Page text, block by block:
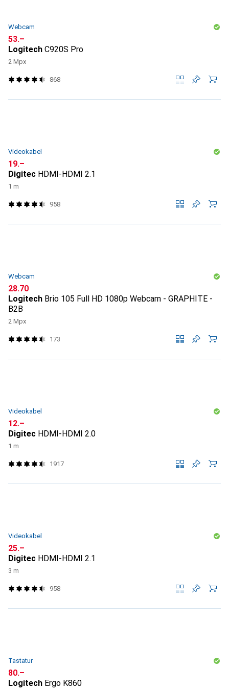
Webcam
CHF
53.–
Logitech C920S Pro
2 Mpx
868
Videokabel
CHF
19.–
Digitec HDMI-HDMI 2.1
1 m
958
Webcam
CHF
28.70
Logitech Brio 105 Full HD 1080p Webcam - GRAPHITE -
B2B
2 Mpx
173
Videokabel
CHF
12.–
Digitec HDMI-HDMI 2.0
1 m
1917
Videokabel
CHF
25.–
Digitec HDMI-HDMI 2.1
3 m
958
Tastatur
CHF
80.–
Logitech Ergo K860